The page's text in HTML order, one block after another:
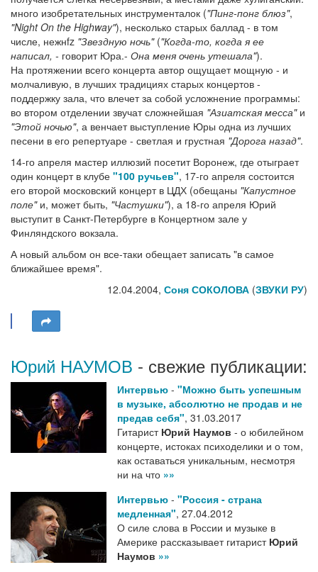
много изобретательных инструменталок ("Пинг-понг блюз",
"Night On the Highway"), несколько старых баллад - в том
числе, нежнfz "Звездную ночь"("Когда-то, когда я ее
написал, - говорит Юра.- Она меня очень утешала").
На протяжении всего концерта автор ощущает мощную - и
молчаливую, в лучших традициях старых концертов -
поддержку зала, что влечет за собой усложнение программы:
во втором отделении звучат сложнейшая "Азиатская месса"и
"Этой ночью", а венчает выступление Юры одна из лучших
песени в его репертуаре - светлая и грустная "Дорога назад".
14-го апреля мастер иллюзий посетит Воронеж, где отыграет
один концерт в клубе "100 ручьев", 17-го апреля состоится
его второй московский концерт в ЦДХ (обещаны "Капустное
поле"и, может быть, "Частушки"), а 18-го апреля Юрий
выступит в Санкт-Петербурге в Концертном зале у
Финляндского вокзала.
А новый альбом он все-таки обещает записать "в самое
ближайшее время".
12.04.2004, Соня СОКОЛОВА (ЗВУКИ РУ)
Юрий НАУМОВ - свежие публикации:
Интервью - "Можно быть успешным
в музыке, абсолютно не продав и не
предав себя", 31.03.2017
Гитарист Юрий Наумов - о юбилейном
концерте, истоках психоделики и о том,
как оставаться уникальным, несмотря
ни на что »»
Интервью - "Россия - страна
медленная", 27.04.2012
О силе слова в России и музыке в
Америке рассказывает гитарист Юрий
Наумов »»